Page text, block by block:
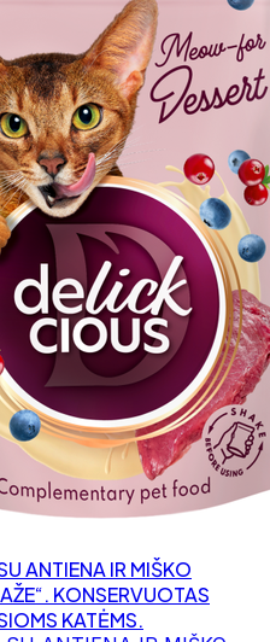
ANTIENA IR MIŠKO
KONSERVUOTAS
KATĖMS.